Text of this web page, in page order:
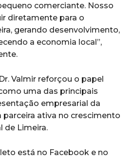
comerciante. Nosso
diretamente para o
gerando desenvolvimento,
a economia local”,
Valmir reforçou o papel
uma das principais
empresarial da
parceira ativa no crescimento
de Limeira.
está no Facebook e no